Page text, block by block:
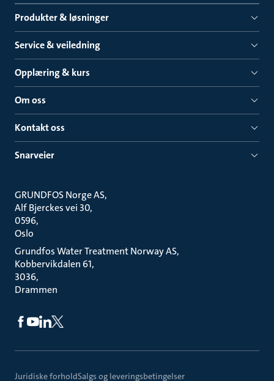
Produkter & løsninger
Service & veiledning
Opplæring & kurs
Om oss
Kontakt oss
Snarveier
GRUNDFOS Norge AS
Alf Bjerckes vei 30
0596
Oslo
Grundfos Water Treatment Norway AS
Kobbervikdalen 61
3036
Drammen
Juridiske forholdSalgs og leveringsbetingelser